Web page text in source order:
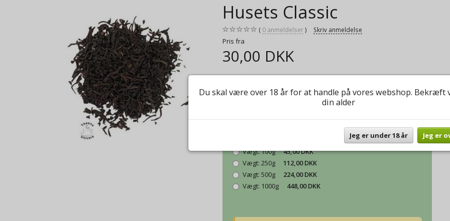
Husets Classic
0 anmeldelser Skriv anmeldelse
Pris fra
30,00 DKK
Mere information
Vægt:100g
45,00 DKK
Vægt: 250g
112,00 DKK
Vægt: 500g
224,00 DKK
Vægt: 1000g 448,00 DKK
Du skal være over 18 år for at handle på vores webshop. Bekræft
din alder
Jeg er under 18 år Jeg er